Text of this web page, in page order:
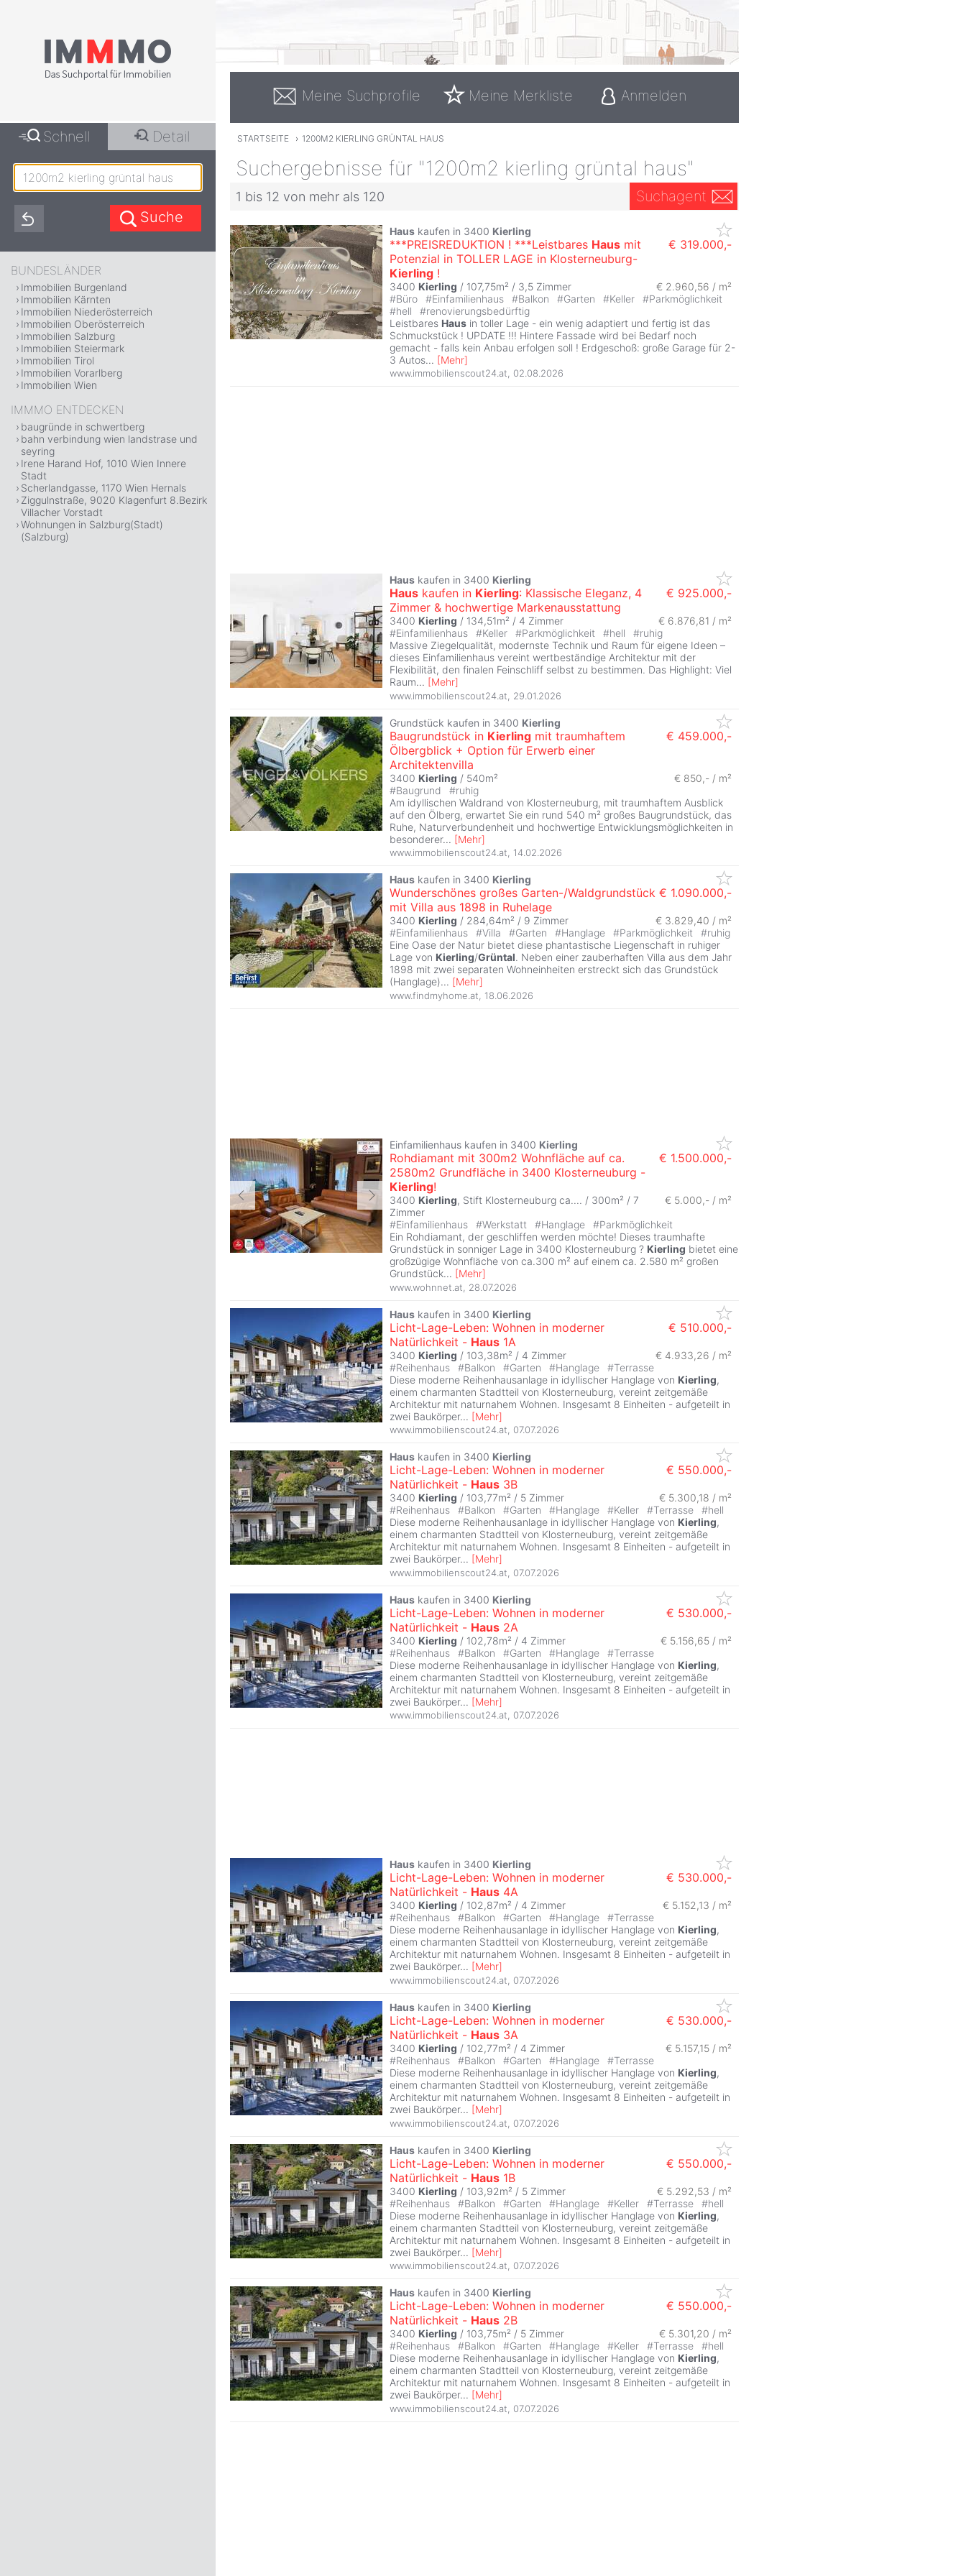
Meine Suchprofile Meine Merkliste Anmelden
STARTSEITE › 1200M2 KIERLING GRÜNTAL HAUS
Suchergebnisse für "1200m2 kierling grüntal haus"
1 bis 12 von mehr als 120 Suchagent
Haus kaufen in 3400 Kierling
***PREISREDUKTION ! ***Leistbares Haus mit
Potenzial in TOLLER LAGE in Klosterneuburg-
Kierling !
€ 319.000,-
3400 Kierling / 107,75m² / 3,5 Zimmer
€ 2.960,56 / m²
#Büro #Einfamilienhaus #Balkon #Garten #Keller #Parkmöglichkeit
#hell #renovierungsbedürftig
Leistbares Haus in toller Lage - ein wenig adaptiert und fertig ist das
Schmuckstück ! UPDATE !!! Hintere Fassade wird bei Bedarf noch
gemacht - falls kein Anbau erfolgen soll ! Erdgeschoß: große Garage für 2-
3 Autos... [Mehr]
www.immobilienscout24.at 02.08.2026
Haus kaufen in 3400 Kierling
Haus kaufen in Kierling: Klassische Eleganz, 4
Zimmer & hochwertige Markenausstattung
€ 925.000,-
3400 Kierling / 134,51m² / 4 Zimmer
€ 6.876,81 / m²
#Einfamilienhaus #Keller #Parkmöglichkeit #hell #ruhig
Massive Ziegelqualität, modernste Technik und Raum für eigene Ideen –
dieses Einfamilienhaus vereint wertbeständige Architektur mit der
Flexibilität, den finalen Feinschliff selbst zu bestimmen. Das Highlight: Viel
Raum... [Mehr]
www.immobilienscout24.at 29.01.2026
Grundstück kaufen in 3400 Kierling
Baugrundstück in Kierling mit traumhaftem
Ölbergblick + Option für Erwerb einer
Architektenvilla
€ 459.000,-
3400 Kierling / 540m²
€ 850,- / m²
#Baugrund #ruhig
Am idyllischen Waldrand von Klosterneuburg, mit traumhaftem Ausblick
auf den Ölberg, erwartet Sie ein rund 540 m² großes Baugrundstück, das
Ruhe, Naturverbundenheit und hochwertige Entwicklungsmöglichkeiten in
besonderer... [Mehr]
www.immobilienscout24.at, 14.02.2026
Haus kaufen in 3400 Kierling
Wunderschönes großes Garten-/Waldgrundstück
mit Villa aus 1898 in Ruhelage
€ 1.090.000,-
3400 Kierling / 284,64m² / 9 Zimmer
€ 3.829,40 / m²
#Einfamilienhaus #Villa #Garten #Hanglage #Parkmöglichkeit #ruhig
Eine Oase der Natur bietet diese phantastische Liegenschaft in ruhiger
Lage von Kierling/Grüntal. Neben einer zauberhaften Villa aus dem Jahr
1898 mit zwei separaten Wohneinheiten erstreckt sich das Grundstück
(Hanglage)... [Mehr]
www.findmyhome.at 18.06.2026
Einfamilienhaus kaufen in 3400 Kierling
Rohdiamant mit 300m2 Wohnfläche auf ca.
2580m2 Grundfläche in 3400 Klosterneuburg -
Kierling!
€ 1.500.000,-
3400 Kierling, Stift Klosterneuburg ca.... / 300m² / 7
Zimmer
€ 5.000,- / m²
#Einfamilienhaus #Werkstatt #Hanglage #Parkmöglichkeit
Ein Rohdiamant, der geschliffen werden möchte! Dieses traumhafte
Grundstück in sonniger Lage in 3400 Klosterneuburg ? Kierling bietet eine
großzügige Wohnfläche von ca.300 m² auf einem ca. 2.580 m² großen
Grundstück... [Mehr]
www.wohnnet.at 28.07.2026
Haus kaufen in 3400 Kierling
Licht-Lage-Leben: Wohnen in moderner
Natürlichkeit - Haus 1A
€ 510.000,-
3400 Kierling / 103,38m² / 4 Zimmer
€ 4.933,26 / m²
#Reihenhaus #Balkon #Garten #Hanglage #Terrasse
Diese moderne Reihenhausanlage in idyllischer Hanglage von Kierling,
einem charmanten Stadtteil von Klosterneuburg, vereint zeitgemäße
Architektur mit naturnahem Wohnen. Insgesamt 8 Einheiten - aufgeteilt in
zwei Baukörper... [Mehr]
www.immobilienscout24.at 07.07.2026
Haus kaufen in 3400 Kierling
Licht-Lage-Leben: Wohnen in moderner
Natürlichkeit - Haus 3B
€ 550.000,-
3400 Kierling / 103,77m² / 5 Zimmer
€ 5.300,18 / m²
#Reihenhaus #Balkon #Garten #Hanglage #Keller #Terrasse #hell
Diese moderne Reihenhausanlage in idyllischer Hanglage von Kierling,
einem charmanten Stadtteil von Klosterneuburg, vereint zeitgemäße
Architektur mit naturnahem Wohnen. Insgesamt 8 Einheiten - aufgeteilt in
zwei Baukörper... [Mehr]
www.immobilienscout24.at 07.07.2026
Haus kaufen in 3400 Kierling
Licht-Lage-Leben: Wohnen in moderner
Natürlichkeit - Haus 2A
€ 530.000,-
3400 Kierling / 102,78m² / 4 Zimmer
€ 5.156,65 / m²
#Reihenhaus #Balkon #Garten #Hanglage #Terrasse
Diese moderne Reihenhausanlage in idyllischer Hanglage von Kierling,
einem charmanten Stadtteil von Klosterneuburg, vereint zeitgemäße
Architektur mit naturnahem Wohnen. Insgesamt 8 Einheiten - aufgeteilt in
zwei Baukörper... [Mehr]
www.immobilienscout24.at, 07.07.2026
Haus kaufen in 3400 Kierling
Licht-Lage-Leben: Wohnen in moderner
Natürlichkeit - Haus 4A
€ 530.000,-
3400 Kierling / 102,87m² / 4 Zimmer
€ 5.152,13 / m²
#Reihenhaus #Balkon #Garten #Hanglage #Terrasse
Diese moderne Reihenhausanlage in idyllischer Hanglage von Kierling,
einem charmanten Stadtteil von Klosterneuburg, vereint zeitgemäße
Architektur mit naturnahem Wohnen. Insgesamt 8 Einheiten - aufgeteilt in
zwei Baukörper... [Mehr]
www.immobilienscout24.at 07.07.2026
Haus kaufen in 3400 Kierling
Licht-Lage-Leben: Wohnen in moderner
Natürlichkeit - Haus 3A
€ 530.000,-
3400 Kierling / 102,77m² / 4 Zimmer
€ 5.157,15 / m²
#Reihenhaus #Balkon #Garten #Hanglage #Terrasse
Diese moderne Reihenhausanlage in idyllischer Hanglage von Kierling,
einem charmanten Stadtteil von Klosterneuburg, vereint zeitgemäße
Architektur mit naturnahem Wohnen. Insgesamt 8 Einheiten - aufgeteilt in
zwei Baukörper... [Mehr]
www.immobilienscout24.at 07.07.2026
Haus kaufen in 3400 Kierling
Licht-Lage-Leben: Wohnen in moderner
Natürlichkeit - Haus 1B
€ 550.000,-
3400 Kierling / 103,92m² / 5 Zimmer
€ 5.292,53 / m²
#Reihenhaus #Balkon #Garten #Hanglage #Keller #Terrasse #hell
Diese moderne Reihenhausanlage in idyllischer Hanglage von Kierling,
einem charmanten Stadtteil von Klosterneuburg, vereint zeitgemäße
Architektur mit naturnahem Wohnen. Insgesamt 8 Einheiten - aufgeteilt in
zwei Baukörper... [Mehr]
www.immobilienscout24.at 07.07.2026
Haus kaufen in 3400 Kierling
Licht-Lage-Leben: Wohnen in moderner
Natürlichkeit - Haus 2B
€ 550.000,-
3400 Kierling / 103,75m² / 5 Zimmer
€ 5.301,20 / m²
#Reihenhaus #Balkon #Garten #Hanglage #Keller #Terrasse #hell
Diese moderne Reihenhausanlage in idyllischer Hanglage von Kierling,
einem charmanten Stadtteil von Klosterneuburg, vereint zeitgemäße
Architektur mit naturnahem Wohnen. Insgesamt 8 Einheiten - aufgeteilt in
zwei Baukörper... [Mehr]
www.immobilienscout24.at 07.07.2026
Schnell Detail
BUNDESLÄNDER
Immobilien Burgenland
Immobilien Kärnten
Immobilien Niederösterreich
Immobilien Oberösterreich
Immobilien Salzburg
Immobilien Steiermark
Immobilien Tirol
Immobilien Vorarlberg
Immobilien Wien
IMMMO ENTDECKEN
baugründe in schwertberg
bahn verbindung wien landstrase und
seyring
Irene Harand Hof, 1010 Wien Innere
Stadt
Scherlandgasse, 1170 Wien Hernals
Ziggulnstraße, 9020 Klagenfurt 8.Bezirk
Villacher Vorstadt
Wohnungen in Salzburg(Stadt)
(Salzburg)